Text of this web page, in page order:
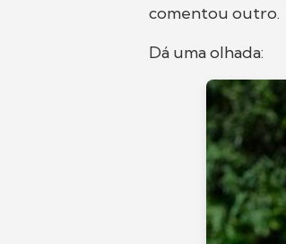
comentou outro.
Dá uma olhada: